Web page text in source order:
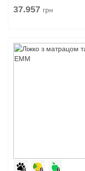
37.957 грн